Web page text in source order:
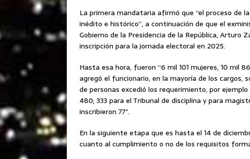
La primera mandataria afirmó que “el proceso de
inédito e histórico”, a continuación de que el
Gobierno de la Presidencia de la República, Arturo
inscripción para la jornada electoral en 2025.
Hasta esa hora, fueron “6 mil 101 mujeres, 10 mil
agregó el funcionario, en la mayoría de los
de personas excedió los requerimiento, por
480; 333 para el Tribunal de disciplina y para
inscribieron 77″.
En la siguiente etapa que es hasta el 14 de
cuanto al cumplimiento o no de los requisitos